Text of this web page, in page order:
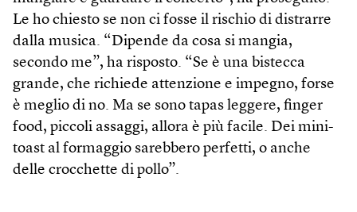
Le ho chiesto se non ci fosse il rischio di distrarre
dalla musica. “Dipende da cosa si mangia,
secondo me”, ha risposto. “Se è una bistecca
grande, che richiede attenzione e impegno, forse
è meglio di no. Ma se sono tapas leggere, finger
food, piccoli assaggi, allora è più facile. Dei mini-
toast al formaggio sarebbero perfetti, o anche
delle crocchette di pollo”.